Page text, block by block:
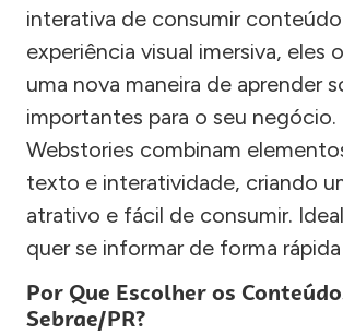
interativa de consumir
experiência visual imersiva, eles
uma nova maneira de aprender
importantes para o seu negócio.
Webstories combinam
texto e interatividade, criando
atrativo e fácil de consumir.
quer se informar de forma
Por Que Escolher os
Sebrae/PR?